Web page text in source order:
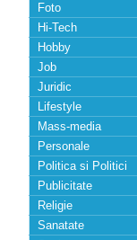
Foto
Hi-Tech
Hobby
Job
Juridic
Lifestyle
Mass-media
Personale
Politica si Politici
Publicitate
Religie
Sanatate